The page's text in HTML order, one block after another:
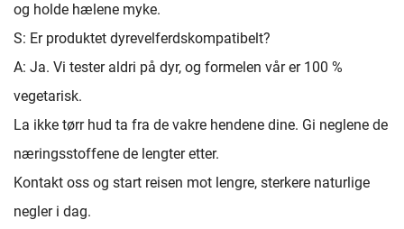
og holde hælene myke.
S: Er produktet dyrevelferdskompatibelt?
A: Ja. Vi tester aldri på dyr, og formelen vår er 100 %
vegetarisk.
La ikke tørr hud ta fra de vakre hendene dine. Gi neglene de
næringsstoffene de lengter etter.
Kontakt oss og start reisen mot lengre, sterkere naturlige
negler i dag.